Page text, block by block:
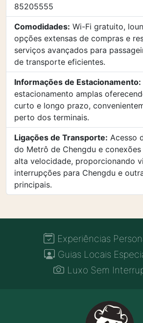
85205555
Comodidades: Wi-Fi gratuito,
opções extensas de compras e
serviços avançados para
de transporte eficientes.
Informações de Estacionamento:
estacionamento amplas
curto e longo prazo,
perto dos terminais.
Ligações de Transporte: Acesso
do Metrô de Chengdu e
alta velocidade, proporcionando
interrupções para Chengdu e
principais.
Experiências
Guias Locais
Luxo Sem